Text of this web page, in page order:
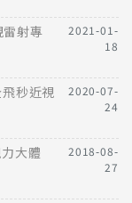
雷射專
2021-01-
18
秒近視
2020-07-
24
大體
2018-08-
27